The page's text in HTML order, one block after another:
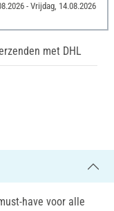
- Vrijdag, 14.08.2026
met DHL
have voor alle